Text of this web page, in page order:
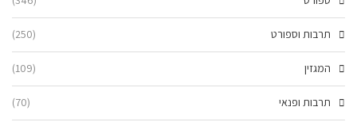
תרבות וספורט (250)
המגזין (109)
תרבות ופנאי (70)